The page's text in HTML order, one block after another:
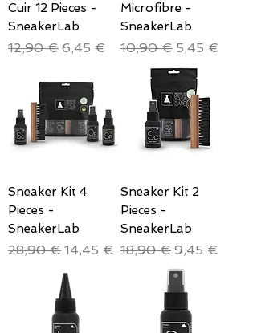
Cuir 12 Pieces -
SneakerLab
Prix original
12,90 € Prix promotionnel
6,45 €
Microfibre -
SneakerLab
Prix original
10,90 € Prix
5,45 €
Sneaker Kit 4
Pieces -
SneakerLab
Prix original
28,90 € Prix promotionnel
14,45 €
Sneaker Kit 2
Pieces -
SneakerLab
Prix original
18,90 € Prix
9,45 €